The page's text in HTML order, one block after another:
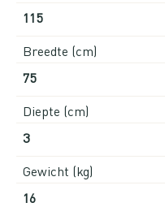
115
Breedte (cm)
75
Diepte (cm)
3
Gewicht (kg)
16